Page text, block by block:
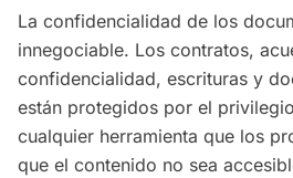
La confidencialidad de los
innegociable. Los contratos,
confidencialidad, escrituras y
están protegidos por el
cualquier herramienta que los
que el contenido no sea